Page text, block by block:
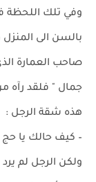
وفي تلك اللحظة
بالسن الى المنزل
صاحب العمارة
جمال " فلقد رآه
هذه شقة الرجل :
– كيف حالك يا
ولكن الرجل لم